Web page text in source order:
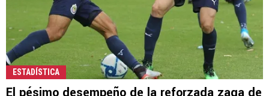
ESTADÍSTICA